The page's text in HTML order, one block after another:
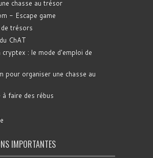
chasse au trésor
- Escape game
trésors
ChAT
cryptex : le mode d'emploi de
pour organiser une chasse au
à faire des rébus
IMPORTANTES